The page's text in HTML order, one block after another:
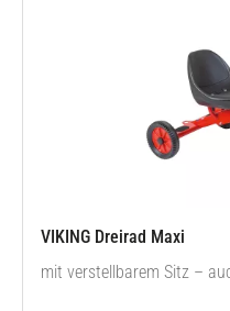
VIKING Dreirad Maxi
mit verstellbarem Sitz –